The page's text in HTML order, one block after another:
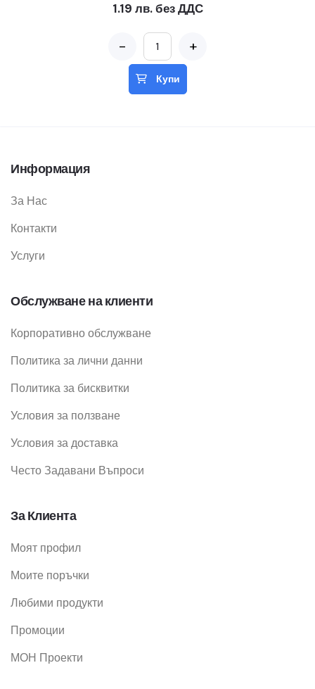
1.19 лв. без ДДС
- +
Купи
Информация
За Нас
Контакти
Услуги
Обслужване на клиенти
Корпоративно обслужване
Политика за лични данни
Политика за бисквитки
Условия за ползване
Условия за доставка
Често Задавани Въпроси
За Клиента
Моят профил
Моите поръчки
Любими продукти
Промоции
МОН Проекти